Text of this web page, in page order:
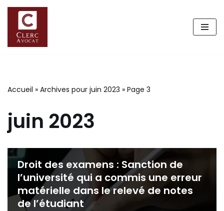
Aller
au
Accueil » Archives pour juin 2023 » Page 3
juin 2023
Droit des examens : Sanction de
l’université qui a commis une erreur
matérielle dans le relevé de notes
de l’étudiant